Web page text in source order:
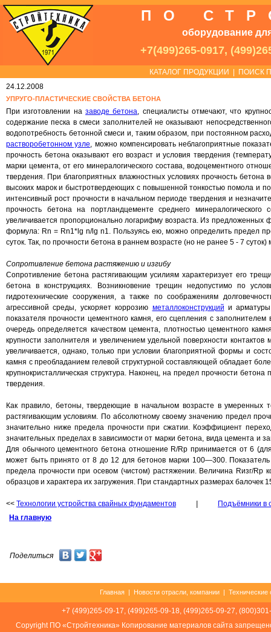
ПО
оборудование
+7(499)265-0917,
КАТАЛОГ ПРОДУКЦИИ
ПОИСК
24.12.2008
УПРУГО-ПЛАСТИЧЕСКИЕ СВОЙСТВА БЕТОНА
При изготовлении назаводе бетона, специалисты отмечают, что
содержание песка в смеси заполнителей не оказывают
водопотребность бетонной смеси и, таким образом, при постоянном
растворобетонном узле, можно компенсировать неблагоприятные
прочность бетона оказывают его возраст и условия твердения
марки цемента, от его минералогического состава, водоцементного
твердения. При благоприятных влажностных условиях прочность
высоких марок и быстротвердеющих с повышенной тонкостью помола и
интенсивный рост прочности в начальном периоде твердения и
прочность бетона на портландцементе среднего
увеличивается пропорционально логарифму возраста. Из
формула: Rn = Rn1*lg n/lg n1. Пользуясь ею, можно определить предел
суток. Так, по прочности бетона в раннем возрасте (но не ранее 5 - 7
Сопротивление бетона растяжению и изгибу
Сопротивление бетона растягивающим усилиям характеризует его
бетона в конструкциях. Возникновение трещин недопустимо по
гидротехнические сооружения, а также по соображениям
агрессивной среды, ускоряет коррозию металлоконструкций и
показателя прочности цементного камня, его сцепления с
очередь определяется качеством цемента, плотностью цементного
крупности заполнителя и увеличением удельной поверхности
увеличивается, однако, только при условии благоприятной формы и
камня с преобладанием гелевой структурной составляющей обладает
крупнокристаллическая структура. Наконец, на предел прочности
твердения.
Как правило, бетоны, твердеющие в начальном возрасте в
растягивающим условиям. По абсолютному своему значению предел
значительно ниже предела прочности при сжатии. Коэффициент
значительных пределах в зависимости от марки бетона, вида цемента и
Для обычного цементного бетона отношение R/Rp принимается от 6
может быть принято от 8 до 12 для бетонов марки 100—300.
предела прочности при осевом (чистом) растяжении. Величина Rизг/
образцов и характера их загружения. При стандартных размерах
<< Технологии устройства свайных фундаментов
Подъёмники в
На главную
Поделиться
Главная | Новости отрасли, компании | Технические
+7 (499)265-09-17, (499)265-09-18, (499)265-09-27,
Соpуright ПО «Стройтехника» Копирование материалов сайта